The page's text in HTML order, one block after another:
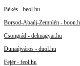
Békés - beol.hu
Borsod-Abaúj-Zemplén -
Csongrád - delmagyar.hu
Dunaújváros - duol.hu
Fejér - feol.hu